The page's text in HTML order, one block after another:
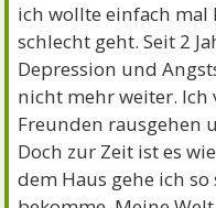
ich wollte einfach mal
schlecht geht. Seit 2
Depression und
nicht mehr weiter. Ich
Freunden rausgehen
Doch zur Zeit ist es
dem Haus gehe ich